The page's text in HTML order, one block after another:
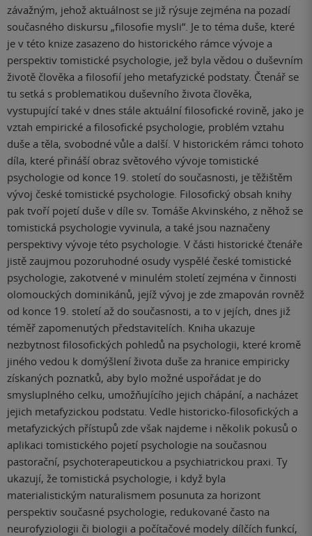
závažným, jehož aktuálnost se již rýsuje zejména na pozadí
současného diskursu „filosofie mysli“. Je to téma duše, které
je v této knize zasazeno do historického rámce vývoje a
perspektiv tomistické psychologie, jež byla vědou o duševním
životě člověka a filosofií jeho metafyzické podstaty. Čtenář se
tu setká s problematikou duševního života člověka,
vystupující také v dnes stále aktuální filosofické rovině, jako je
vztah empirické a filosofické psychologie, problém vztahu
duše a těla, svobodné vůle a další. V historickém rámci tohoto
díla, které přináší obraz světového vývoje tomistické
psychologie od konce 19. století do současnosti, je těžištěm
vývoj české tomistické psychologie. Filosofický obsah knihy
pak tvoří pojetí duše v díle sv. Tomáše Akvinského, z něhož se
tomistická psychologie vyvinula, a také jsou naznačeny
perspektivy vývoje této psychologie. V části historické čtenáře
jistě zaujmou pozoruhodné osudy vyspělé české tomistické
psychologie, zakotvené v minulém století zejména v činnosti
olomouckých dominikánů, jejíž vývoj je zde zmapován rovněž
od konce 19. století až do současnosti, a to v jejích, dnes již
téměř zapomenutých představitelích. Kniha ukazuje
nezbytnost filosofických pohledů na psychologii, které kromě
jiného vedou k domýšlení života duše za hranice empiricky
získaných poznatků, aby bylo možné uspořádat je do
smysluplného celku, umožňujícího jejich chápání, a nacházet
jejich metafyzickou podstatu. Vedle historicko-filosofických a
metafyzických přístupů zde však najdeme i několik pokusů o
aplikaci tomistického pojetí psychologie na současnou
pastorační, psychoterapeutickou a psychiatrickou praxi. Ty
ukazují, že tomistická psychologie, i když byla
materialistickým naturalismem posunuta za horizont
perspektiv současné psychologie, redukované často na
neurofyziologii či biologii a počítačové modely dílčích funkcí,